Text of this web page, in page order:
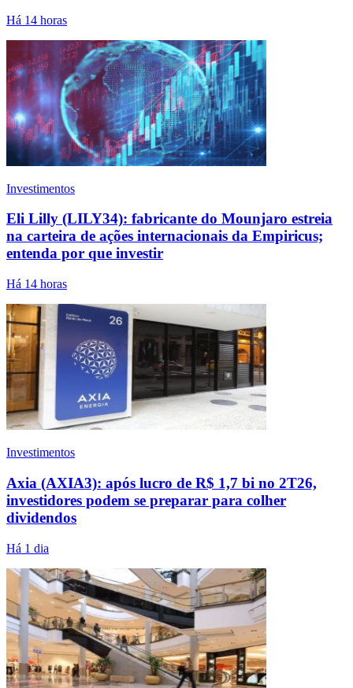
Há 14 horas
Investimentos
Eli Lilly (LILY34): fabricante do Mounjaro estreia
na carteira de ações internacionais da Empiricus;
entenda por que investir
Há 14 horas
Investimentos
Axia (AXIA3): após lucro de R$ 1,7 bi no 2T26,
investidores podem se preparar para colher
dividendos
Há 1 dia